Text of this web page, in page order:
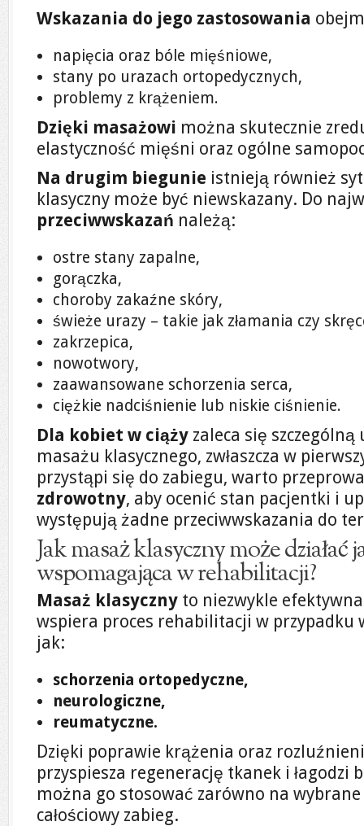
Wskazania do jego zastosowania
napięcia oraz bóle mięśniowe,
stany po urazach ortopedycznych,
problemy z krążeniem.
Dzięki masażowi można skutecznie
elastyczność mięśni oraz ogólne
Na drugim biegunie istnieją również
klasyczny może być niewskazany. Do
przeciwwskazań należą:
ostre stany zapalne,
gorączka,
choroby zakaźne skóry,
świeże urazy – takie jak złamania czy
zakrzepica,
nowotwory,
zaawansowane schorzenia serca,
ciężkie nadciśnienie lub niskie ciśnienie.
Dla kobiet w ciąży zaleca się
masażu klasycznego, zwłaszcza w
przystąpi się do zabiegu, warto
zdrowotny, aby ocenić stan pacjentki i
występują żadne przeciwwskazania do
Jak masaż klasyczny może działać
wspomagająca w rehabilitacji?
Masaż klasyczny to niezwykle
wspiera proces rehabilitacji w przypadku
jak:
schorzenia ortopedyczne,
neurologiczne,
reumatyczne.
Dzięki poprawie krążenia oraz
przyspiesza regenerację tkanek i
można go stosować zarówno na
całościowy zabieg.